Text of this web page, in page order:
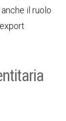
il ruolo